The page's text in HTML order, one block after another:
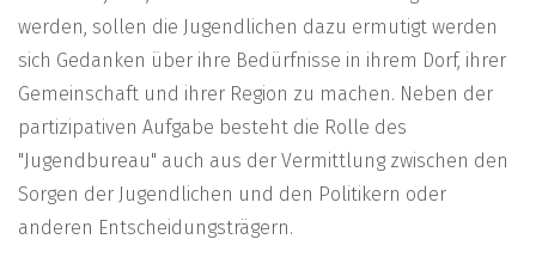
werden, sollen die Jugendlichen dazu ermutigt werden
sich Gedanken über ihre Bedürfnisse in ihrem Dorf, ihrer
Gemeinschaft und ihrer Region zu machen. Neben der
partizipativen Aufgabe besteht die Rolle des
"Jugendbureau" auch aus der Vermittlung zwischen den
Sorgen der Jugendlichen und den Politikern oder
anderen Entscheidungsträgern.